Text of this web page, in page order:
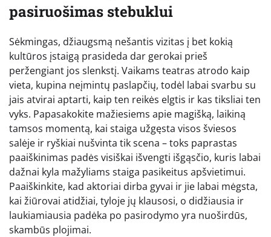
pasiruošimas stebuklui
Sėkmingas, džiaugsmą nešantis vizitas į bet kokią
kultūros įstaigą prasideda dar gerokai prieš
peržengiant jos slenkstį. Vaikams teatras atrodo kaip
vieta, kupina neįmintų paslapčių, todėl labai svarbu su
jais atvirai aptarti, kaip ten reikės elgtis ir kas tiksliai ten
vyks. Papasakokite mažiesiems apie magišką, laikiną
tamsos momentą, kai staiga užgęsta visos šviesos
salėje ir ryškiai nušvinta tik scena – toks paprastas
paaiškinimas padės visiškai išvengti išgąsčio, kuris labai
dažnai kyla mažyliams staiga pasikeitus apšvietimui.
Paaiškinkite, kad aktoriai dirba gyvai ir jie labai mėgsta,
kai žiūrovai atidžiai, tyloje jų klausosi, o didžiausia ir
laukiamiausia padėka po pasirodymo yra nuoširdūs,
skambūs plojimai.